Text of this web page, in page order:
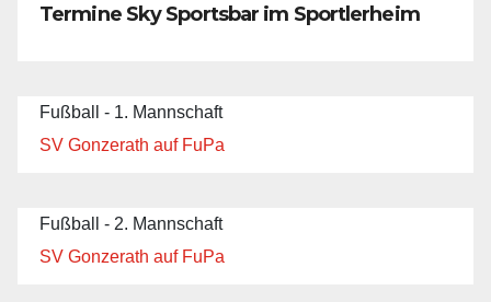
Termine Sky Sportsbar im Sportlerheim
Fußball - 1. Mannschaft
SV Gonzerath auf FuPa
Fußball - 2. Mannschaft
SV Gonzerath auf FuPa